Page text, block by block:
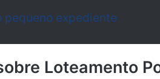
pequeno expediente
Loteamento